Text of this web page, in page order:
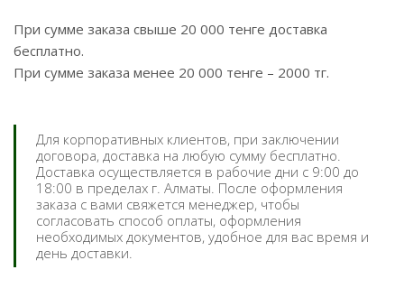
При сумме заказа свыше 20 000 тенге доставка
бесплатно.
При сумме заказа менее 20 000 тенге – 2000 тг.
Для корпоративных клиентов, при заключении
договора, доставка на любую сумму бесплатно.
Доставка осуществляется в рабочие дни с 9:00 до
18:00 в пределах г. Алматы. После оформления
заказа с вами свяжется менеджер, чтобы
согласовать способ оплаты, оформления
необходимых документов, удобное для вас время и
день доставки.